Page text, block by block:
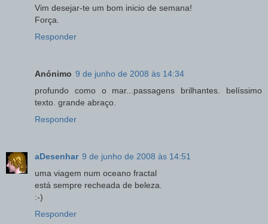
Vim desejar-te um bom inicio de semana!
Força.
Responder
Anónimo 9 de junho de 2008 às 14:34
profundo como o mar...passagens brilhantes. belíssimo
texto. grande abraço.
Responder
aDesenhar 9 de junho de 2008 às 14:51
uma viagem num oceano fractal
está sempre recheada de beleza.
:-)
Responder